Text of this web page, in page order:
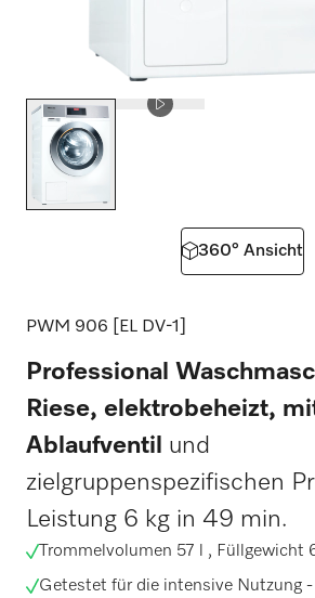
360° Ansicht
PWM 906 [EL DV-1]
Professional
Riese, elektrobeheizt,
Ablaufventil
und
zielgruppenspezifischen
Leistung 6 kg in 49 min.
Trommelvolumen 57 l , Füllgewicht
Getestet für die intensive Nutzung -